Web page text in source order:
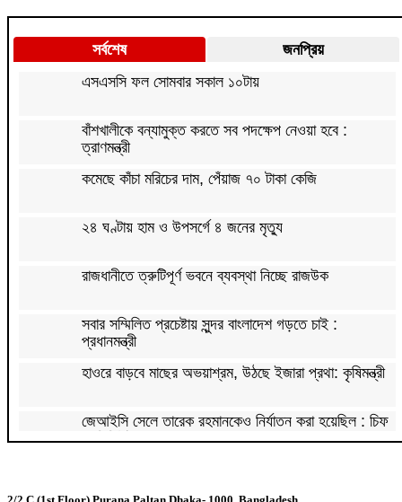
সর্বশেষ
জনপ্রিয়
এসএসসি ফল সোমবার সকাল ১০টায়
বাঁশখালীকে বন্যামুক্ত করতে সব পদক্ষেপ নেওয়া হবে :
ত্রাণমন্ত্রী
কমেছে কাঁচা মরিচের দাম, পেঁয়াজ ৭০ টাকা কেজি
২৪ ঘণ্টায় হাম ও উপসর্গে ৪ জনের মৃত্যু
রাজধানীতে ত্রুটিপূর্ণ ভবনে ব্যবস্থা নিচ্ছে রাজউক
সবার সম্মিলিত প্রচেষ্টায় সুন্দর বাংলাদেশ গড়তে চাই :
প্রধানমন্ত্রী
হাওরে বাড়বে মাছের অভয়াশ্রম, উঠছে ইজারা প্রথা: কৃষিমন্ত্রী
জেআইসি সেলে তারেক রহমানকেও নির্যাতন করা হয়েছিল : চিফ
প্রসিকিউটর